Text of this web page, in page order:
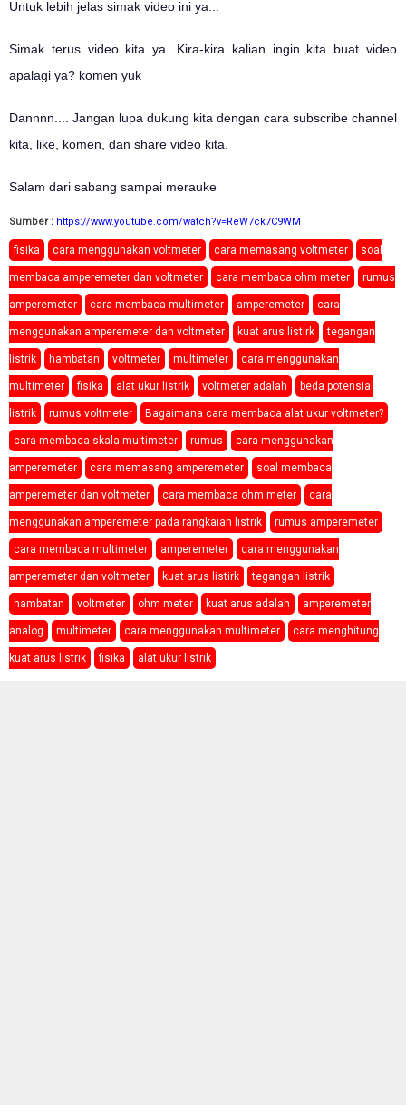
Untuk lebih jelas simak video ini ya...
Simak terus video kita ya. Kira-kira kalian ingin kita buat video
apalagi ya? komen yuk
Dannnn.... Jangan lupa dukung kita dengan cara subscribe channel
kita, like, komen, dan share video kita.
Salam dari sabang sampai merauke
Sumber : https://www.youtube.com/watch?v=ReW7ck7C9WM
fisika cara menggunakan voltmeter cara memasang voltmeter soal
membaca amperemeter dan voltmeter cara membaca ohm meter rumus
amperemeter cara membaca multimeter amperemeter cara
menggunakan amperemeter dan voltmeter kuat arus listirk tegangan
listrik hambatan voltmeter multimeter cara menggunakan
multimeter fisika alat ukur listrik voltmeter adalah beda potensial
listrik rumus voltmeter Bagaimana cara membaca alat ukur voltmeter?
cara membaca skala multimeter rumus cara menggunakan
amperemeter cara memasang amperemeter soal membaca
amperemeter dan voltmeter cara membaca ohm meter cara
menggunakan amperemeter pada rangkaian listrik rumus amperemeter
cara membaca multimeter amperemeter cara menggunakan
amperemeter dan voltmeter kuat arus listirk tegangan listrik
hambatan voltmeter ohm meter kuat arus adalah amperemeter
analog multimeter cara menggunakan multimeter cara menghitung
kuat arus listrik fisika alat ukur listrik